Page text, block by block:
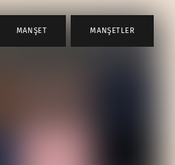
MANŞET MANŞETLER